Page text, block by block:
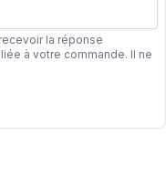
la réponse
à votre commande. Il ne